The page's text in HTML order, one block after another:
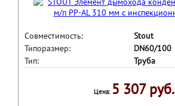
Совместимость:
Stout
Типоразмер:
DN60/100
Тип:
Труба
Цена: 5 307 руб.